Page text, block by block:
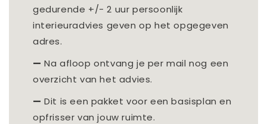
gedurende +/- 2 uur persoonlijk
interieuradvies geven op het opgegeven
adres.
— Na afloop ontvang je per mail nog een
overzicht van het advies.
— Dit is een pakket voor een basisplan en
opfrisser van jouw ruimte.